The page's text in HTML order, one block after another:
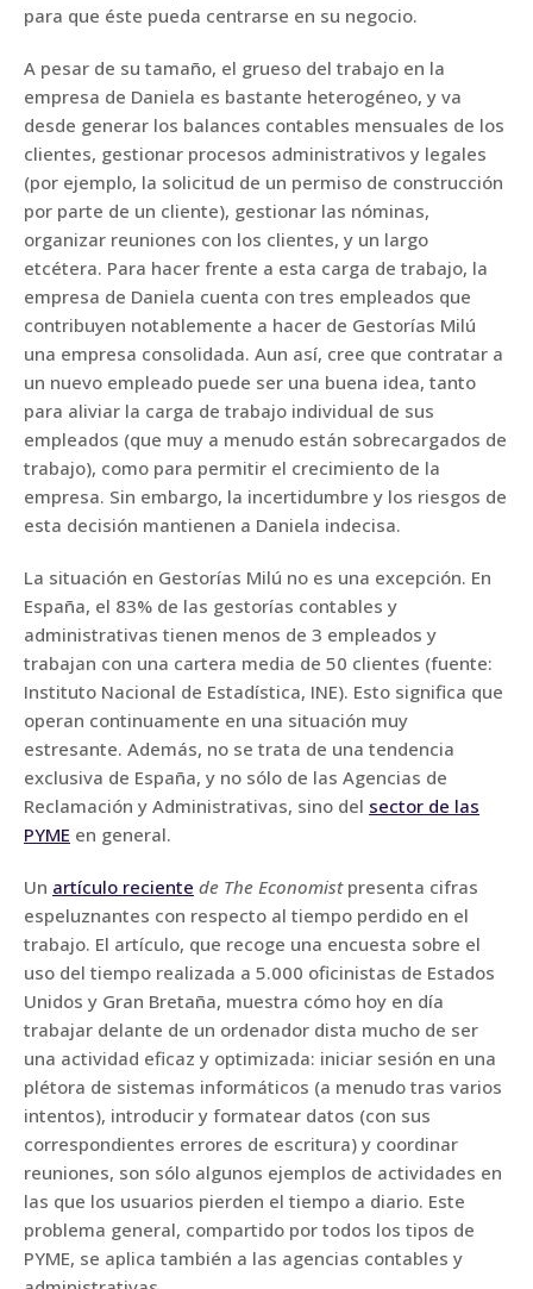
para que éste pueda centrarse en su negocio.
A pesar de su tamaño, el grueso del trabajo en la
empresa de Daniela es bastante heterogéneo, y va
desde generar los balances contables mensuales de los
clientes, gestionar procesos administrativos y legales
(por ejemplo, la solicitud de un permiso de construcción
por parte de un cliente), gestionar las nóminas,
organizar reuniones con los clientes, y un largo
etcétera. Para hacer frente a esta carga de trabajo, la
empresa de Daniela cuenta con tres empleados que
contribuyen notablemente a hacer de Gestorías Milú
una empresa consolidada. Aun así, cree que contratar a
un nuevo empleado puede ser una buena idea, tanto
para aliviar la carga de trabajo individual de sus
empleados (que muy a menudo están sobrecargados de
trabajo), como para permitir el crecimiento de la
empresa. Sin embargo, la incertidumbre y los riesgos de
esta decisión mantienen a Daniela indecisa.
La situación en Gestorías Milú no es una excepción. En
España, el 83% de las gestorías contables y
administrativas tienen menos de 3 empleados y
trabajan con una cartera media de 50 clientes (fuente:
Instituto Nacional de Estadística, INE). Esto significa que
operan continuamente en una situación muy
estresante. Además, no se trata de una tendencia
exclusiva de España, y no sólo de las Agencias de
Reclamación y Administrativas, sino del sector de las
PYME en general.
Un artículo reciente de The Economistpresenta cifras
espeluznantes con respecto al tiempo perdido en el
trabajo. El artículo, que recoge una encuesta sobre el
uso del tiempo realizada a 5.000 oficinistas de Estados
Unidos y Gran Bretaña, muestra cómo hoy en día
trabajar delante de un ordenador dista mucho de ser
una actividad eficaz y optimizada: iniciar sesión en una
plétora de sistemas informáticos (a menudo tras varios
intentos), introducir y formatear datos (con sus
correspondientes errores de escritura) y coordinar
reuniones, son sólo algunos ejemplos de actividades en
las que los usuarios pierden el tiempo a diario. Este
problema general, compartido por todos los tipos de
PYME, se aplica también a las agencias contables y